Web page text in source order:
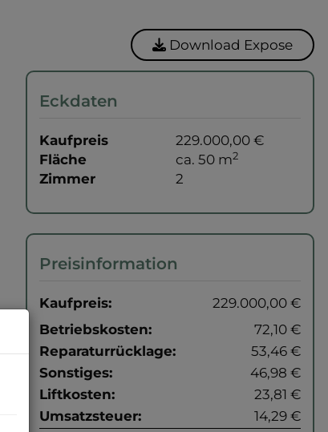
Download Expose
Eckdaten
Kaufpreis
229.000,00 €
Fläche
ca. 50 m2
Zimmer 2
Preisinformation
Kaufpreis:
229.000,00 €
Betriebskosten:
72,10 €
Reparaturrücklage:
53,46 €
Sonstiges:
46,98 €
Liftkosten:
23,81 €
Umsatzsteuer:
14,29 €